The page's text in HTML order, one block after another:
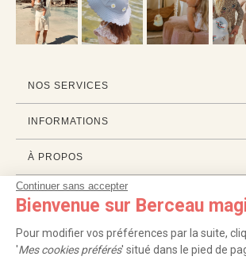
Continuer sans accepter
Bienvenue sur Berceau
Pour modifier vos préférences par la suite,
'Mes cookies préférés' situé dans le pied de
NOS SERVICES
INFORMATIONS
À PROPOS
PROFESSIONNELS
LISTES CADEAUX